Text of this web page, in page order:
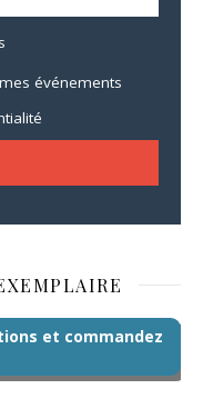
événements
et commandez